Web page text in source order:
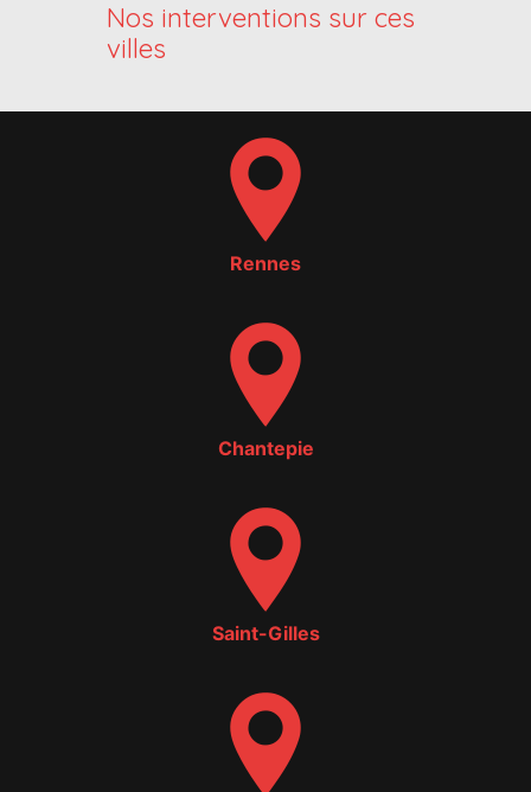
Nos interventions sur ces
villes
Rennes
Chantepie
Saint-Gilles